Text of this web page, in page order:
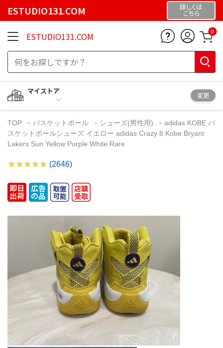
ESTUDIO131.COM 詳しくは
こちら
ESTUDIO131.COM 0
マイストア
変更
TOP バスケットボール シューズ(男性用)
adidas KOBE バ
スケットボールシューズ イエロー adidas Crazy 8 Kobe Bryant
Lakers Sun Yellow Purple White Rare
(2646)